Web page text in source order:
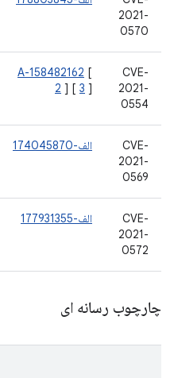
2021-
0570
CVE-
2021-
0554
A-158482162 [
2 ] [ 3 ]
CVE-
2021-
0569
الف-174045870
CVE-
2021-
0572
الف-177931355
چارچوب رسانه ای